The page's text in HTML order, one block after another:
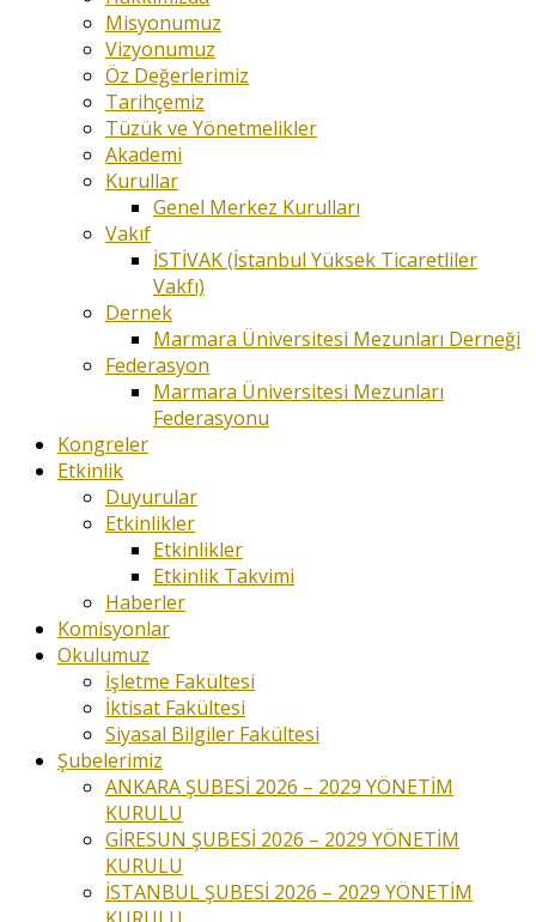
Misyonumuz
Vizyonumuz
Öz Değerlerimiz
Tarihçemiz
Tüzük ve Yönetmelikler
Akademi
Kurullar
Genel Merkez Kurulları
Vakıf
İSTİVAK (İstanbul Yüksek Ticaretliler
Vakfı)
Dernek
Marmara Üniversitesi Mezunları Derneği
Federasyon
Marmara Üniversitesi Mezunları
Federasyonu
Kongreler
Etkinlik
Duyurular
Etkinlikler
Etkinlikler
Etkinlik Takvimi
Haberler
Komisyonlar
Okulumuz
İşletme Fakültesi
İktisat Fakültesi
Siyasal Bilgiler Fakültesi
Şubelerimiz
ANKARA ŞUBESİ 2026 – 2029 YÖNETİM
KURULU
GİRESUN ŞUBESİ 2026 – 2029 YÖNETİM
KURULU
İSTANBUL ŞUBESİ 2026 – 2029 YÖNETİM